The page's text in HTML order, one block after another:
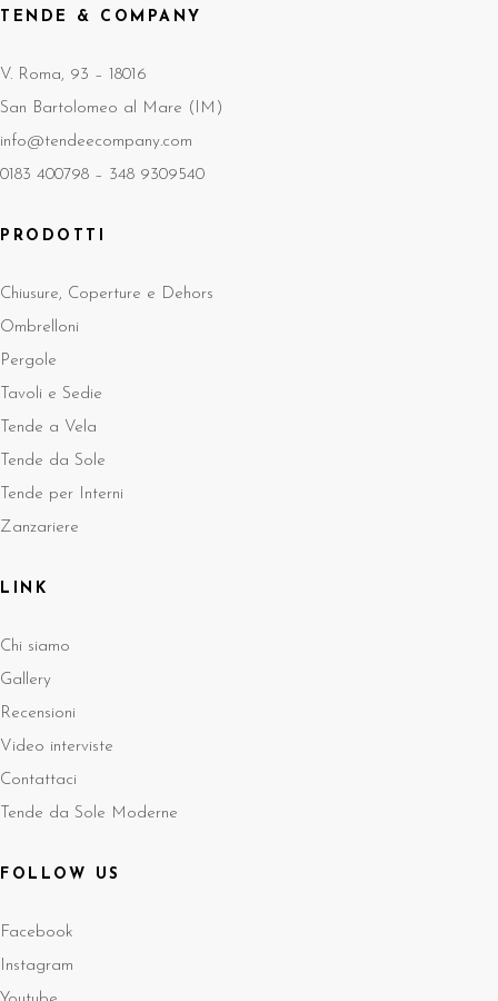
TENDE & COMPANY
V. Roma, 93 – 18016
San Bartolomeo al Mare (IM)
info@tendeecompany.com
0183 400798 – 348 9309540
PRODOTTI
Chiusure, Coperture e Dehors
Ombrelloni
Pergole
Tavoli e Sedie
Tende a Vela
Tende da Sole
Tende per Interni
Zanzariere
LINK
Chi siamo
Gallery
Recensioni
Video interviste
Contattaci
Tende da Sole Moderne
FOLLOW US
Facebook
Instagram